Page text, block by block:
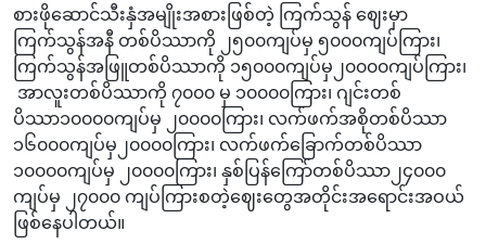
စားဖိုဆောင်သီးနှံအမျိုးအစားဖြစ်တဲ့ ကြက်သွန် ဈေးမှာ
ကြက်သွန်အနီ တစ်ပိဿာကို ၂၅၀၀ကျပ်မှ ၅၀၀၀ကျပ်ကြား၊
ကြက်သွန်အဖြူတစ်ပိဿာကို ၁၅၀၀၀ကျပ်မှ၂၀၀၀၀ကျပ်ကြား၊
အာလူးတစ်ပိဿာကို ၇၀၀၀ မှ ၁၀၀၀၀ကြား၊ ဂျင်းတစ်
ပိဿာ၁၀‌၀၀၀ကျပ်မှ ၂၀၀၀၀ကြား၊ လက်ဖက်အစိုတစ်ပိဿာ
၁၆၀၀၀ကျပ်မှ၂၀၀၀၀ကြား၊ လက်ဖက်ခြောက်တစ်ပိဿာ
၁၀၀၀၀ကျပ်မှ ၂၀၀၀၀ကြား၊ နှစ်ပြန်ကြော်တစ်ပိဿာ၂၄၀၀၀
ကျပ်မှ ၂၇၀၀၀ ကျပ်ကြားစတဲ့ဈေးတွေအတိုင်းအရောင်းအဝယ်
ဖြစ်နေပါတယ်။